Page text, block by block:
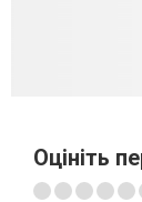
Оцініть